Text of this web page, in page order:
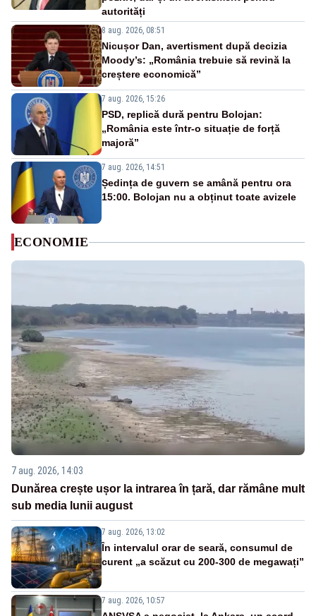
autorități
8 aug. 2026, 08:51
Nicușor Dan, avertisment după decizia
Moody’s: „România trebuie să revină la
creștere economică”
7 aug. 2026, 15:26
PSD, replică dură pentru Bolojan:
„România este într-o situație de forță
majoră”
7 aug. 2026, 14:51
Ședința de guvern se amână pentru ora
15:00. Bolojan nu a obținut toate avizele
ECONOMIE
7 aug. 2026, 14:03
Dunărea crește ușor la intrarea în țară, dar rămâne mult
sub media lunii august
7 aug. 2026, 13:02
În intervalul orar de seară, consumul de
curent „a scăzut cu 200-300 de megawați”
7 aug. 2026, 10:57